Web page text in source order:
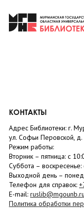
КОНТАКТЫ
Адрес Библиотеки: г.
ул. Софьи Перовской,
Режим работы:
Вторник – пятница: с
Суббота – воскресенье
Выходной день –
Телефон для справок:
E-mail: ruslib@mgounb.ru
Политика обработки